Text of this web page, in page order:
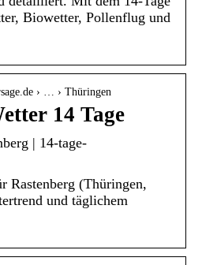
Biowetter, Pollenflug und
› … › Thüringen
14 Tage
| 14-tage-
Rastenberg (Thüringen,
und täglichem